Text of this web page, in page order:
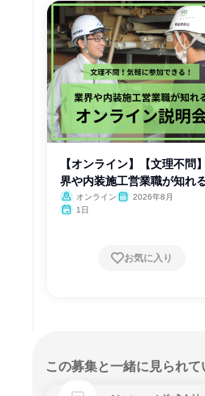
【オンライン】【文理不問
界や内装施工営業職が知れ
明会オンライン
2026年8月
1日
お気に入り
この募集と一緒に見られて